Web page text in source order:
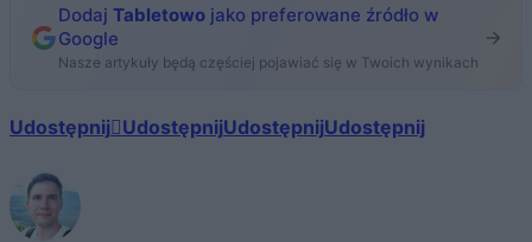
Dodaj Tabletowo jako preferowane źródło w
Google
Nasze artykuły będą częściej pojawiać się w Twoich wynikach
Udostępnij UdostępnijUdostępnijUdostępnij